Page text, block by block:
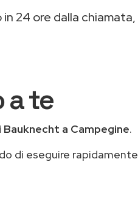
24 ore dalla chiamata,
a te
a Campegine.
di eseguire rapidamente